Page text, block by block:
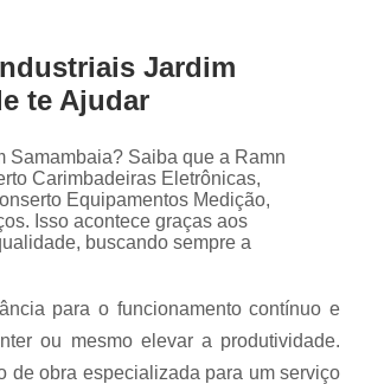
Conserto de Falhas
Conserto de Motores com Problemas de
Conserto de Motores Elétricos Industriais
Conserto de
Conserto de Motores
Conserto e
Empresa Especializada em
Recuperação de Motores Industriais
Serviço de Conserto de Motores
Jardim
te Ajudar
Samambaia? Saiba que a Ramn
Carimbadeiras Eletrônicas,
Equipamentos Medição,
Isso acontece graças aos
buscando sempre a
para o funcionamento contínuo e
ou mesmo elevar a produtividade.
de obra especializada para um serviço